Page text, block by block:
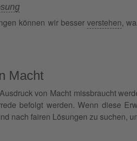
können wir besserverstehen,
Macht
von Macht missbraucht
befolgt werden. Wenn diese
nach fairen Lösungen zu suchen,